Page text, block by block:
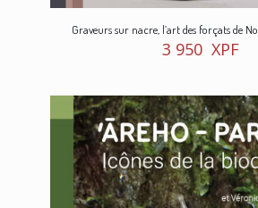
Graveurs sur nacre, l’art des forçats de
3 950 XPF